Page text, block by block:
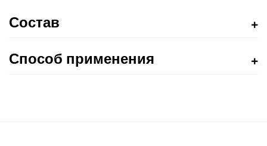
Состав
Способ применения